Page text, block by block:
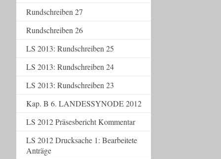
Rundschreiben 27
Rundschreiben 26
LS 2013: Rundschreiben 25
LS 2013: Rundschreiben 24
LS 2013: Rundschreiben 23
Kap. B 6. LANDESSYNODE 2012
LS 2012 Präsesbericht Kommentar
LS 2012 Drucksache 1: Bearbeitete
Anträge